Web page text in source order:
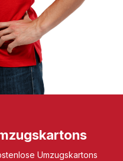
Umzugskartons